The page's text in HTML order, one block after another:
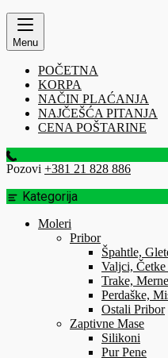
Menu
POČETNA
KORPA
NAČIN PLAĆANJA
NAJČEŠĆA PITANJA
CENA POŠTARINE
Pozovi +381 21 828 886
Kategorija
Moleri
Pribor
Špahtle,
Valjci,
Trake,
Perdaške,
Ostali Pribor
Zaptivne Mase
Silikoni
Pur Pene